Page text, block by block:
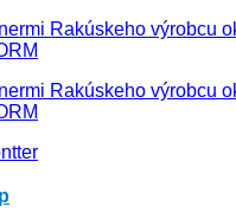
Rakúskeho výrobcu
Rakúskeho výrobcu